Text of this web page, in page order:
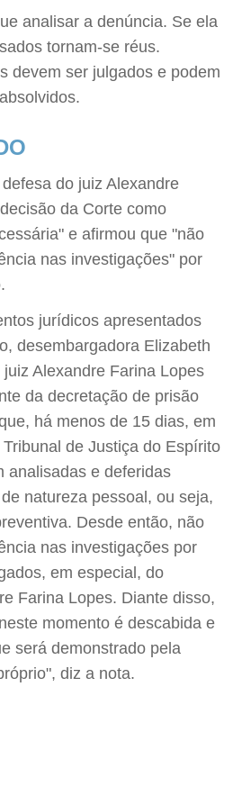
analisar a denúncia. Se ela
tornam-se réus.
devem ser julgados e podem
do juiz Alexandre
da Corte como
e afirmou que "não
nas investigações" por
jurídicos apresentados
desembargadora Elizabeth
Alexandre Farina Lopes
da decretação de prisão
há menos de 15 dias, em
de Justiça do Espírito
analisadas e deferidas
natureza pessoal, ou seja,
Desde então, não
nas investigações por
em especial, do
Farina Lopes. Diante disso,
momento é descabida e
será demonstrado pela
diz a nota.